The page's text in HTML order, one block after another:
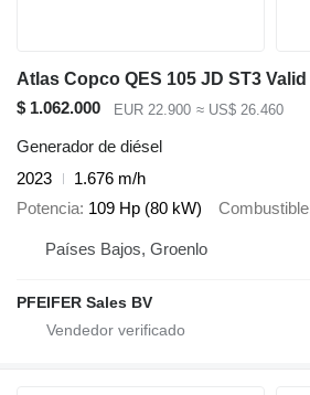
$ 1.062.000 EUR 22.900 ≈ US$ 26.460
Generador de diésel
2023
1.676 m/h
Potencia 109 Hp (80 kW) Combustible
Países Bajos, Groenlo
PFEIFER Sales BV